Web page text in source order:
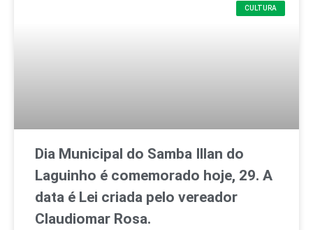
CULTURA
Dia Municipal do Samba Illan do
Laguinho é comemorado hoje, 29. A
data é Lei criada pelo vereador
Claudiomar Rosa.